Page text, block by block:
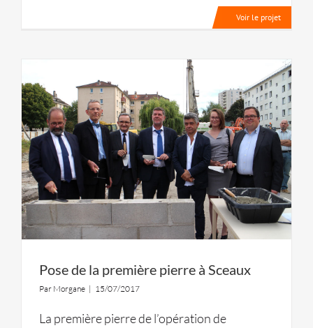
Voir le projet
Pose de la première pierre à Sceaux
Par Morgane | 15/07/2017
La première pierre de l’opération de